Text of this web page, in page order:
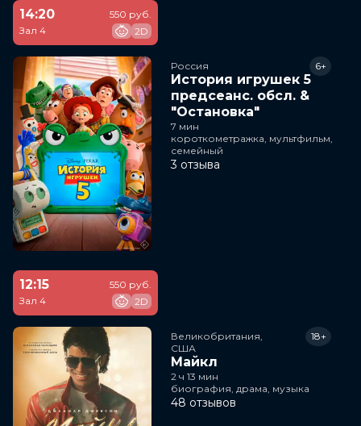
14:20
Зал 4
550 руб.
2D
Россия
История игрушек 5
предсеанс. обсл. &
"Остановка"
6+
7 мин
короткометражка, мультфильм,
семейный
3 отзыва
12:15
Зал 4
550 руб.
2D
Великобритания,
США
Майкл
18+
2 ч 13 мин
биография, драма, музыка
48 отзывов